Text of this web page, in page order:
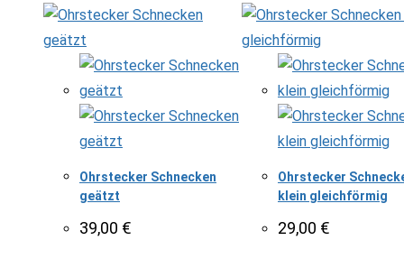
Ohrstecker Schnecken
geätzt
39,00 €
Ohrstecker
klein gleichförmig
29,00 €